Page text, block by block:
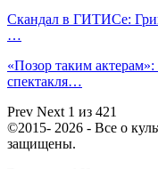
Скандал в ГИТИСе:
…
«Позор таким
спектакля…
Prev Next 1 из 421
©2015- 2026 - Все о
защищены.